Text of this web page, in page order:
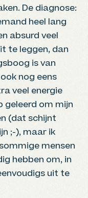
De diagnose:
heel lang
absurd veel
te leggen, dan
is van
nog eens
veel energie
geleerd om mijn
(dat schijnt
;-), maar ik
mensen
hebben om, in
uit te